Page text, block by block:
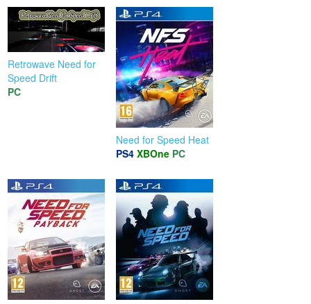
Retrowave Need for
Speed Drift
PC
Need for Speed Heat
PS4 XBOne PC